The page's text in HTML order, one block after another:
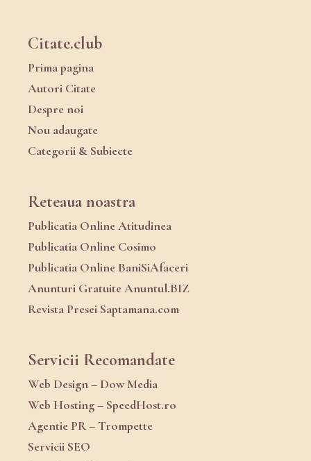
Citate.club
Prima pagina
Autori Citate
Despre noi
Nou adaugate
Categorii & Subiecte
Reteaua noastra
Publicatia Online Atitudinea
Publicatia Online Cosimo
Publicatia Online BaniSiAfaceri
Anunturi Gratuite Anuntul.BIZ
Revista Presei Saptamana.com
Servicii Recomandate
Web Design – Dow Media
Web Hosting – SpeedHost.ro
Agentie PR – Trompette
Servicii SEO